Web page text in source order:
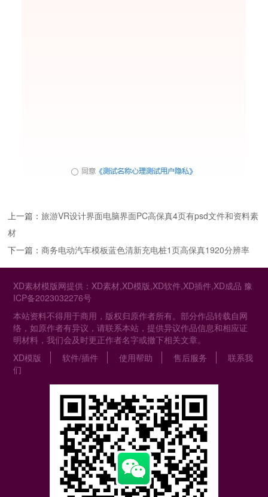
上一篇：旅游VR设计界面电脑界面PC高保真4页有psd文件和资料素
材
下一篇：商务电动汽车模板蓝色清新充电桩1页高保真1920分辨率
XD素材模版网提供：XD素材,XD模版,XD软件,XD插件,XD成品 豫
ICP备2023032276号
本站资料不得用于商用，版权归原作者所有。部分作品转载自网
络，如原作者有异议，请联系本站，提供异议作品信息和相应证
明材料，我们会及时更正作者名字或撤下相关文章。
XD模版
软件/插件 使用帮助 售后服务
联系我
们